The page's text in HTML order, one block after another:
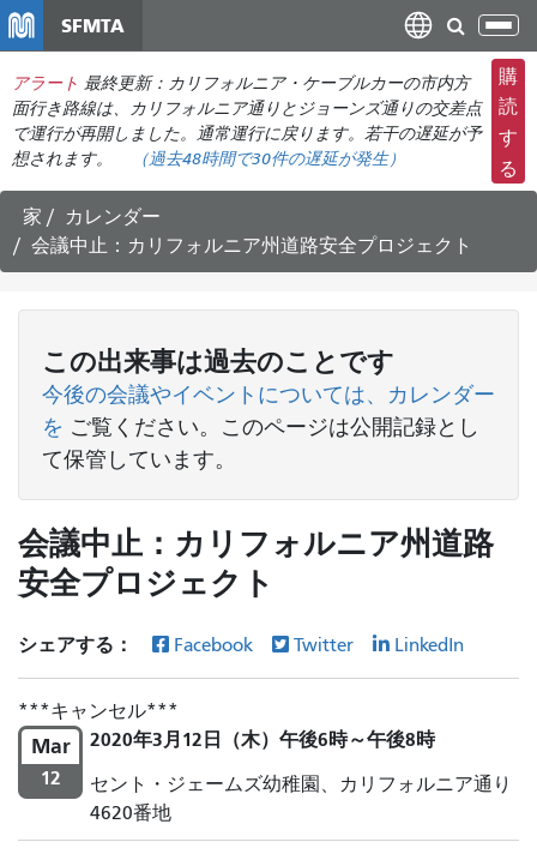
ン
コ
ン
テ
ン
に
移
SFMTA
ナ
ビ
ゲ
ー
シ
ョ
切
り
アラート 最終更新：カリフォルニア・ケーブルカーの市内方
面行き路線は、カリフォルニア通りとジョーンズ通りの交差点
で運行が再開しました。通常運行に戻ります。若干の遅延が予
想されます。
（過去48時間で30件の遅延が発生）
購
読
す
る
家
カレンダー
会議中止：カリフォルニア州道路安全プロジェクト
この出来事は過去のことです
今後の会議やイベントについては、カレンダー
を ご覧ください。このページは公開記録とし
て保管しています。
会議中止：カリフォルニア州道路
安全プロジェクト
シェアする： Facebook Twitter LinkedIn
キャンセル
Mar
12
2020年3月12日（木）午後6時～午後8時
セント・ジェームズ幼稚園、カリフォルニア通り
4620番地